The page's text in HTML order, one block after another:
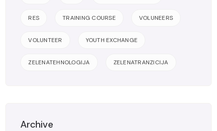
RES TRAINING COURSE VOLUNEERS
VOLUNTEER YOUTH EXCHANGE
ZELENATEHNOLOGIJA ZELENATRANZICIJA
Archive